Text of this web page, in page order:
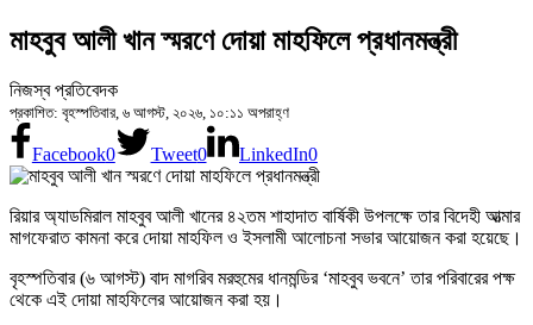
মাহবুব আলী খান স্মরণে দোয়া মাহফিলে প্রধানমন্ত্রী
নিজস্ব প্রতিবেদক
প্রকাশিত: বৃহস্পতিবার, ৬ আগস্ট, ২০২৬, ১০:১১ অপরাহ্ণ
Facebook0 Tweet0 LinkedIn0
রিয়ার অ্যাডমিরাল মাহবুব আলী খানের ৪২তম শাহাদাত বার্ষিকী উপলক্ষে তার বিদেহী আত্মার
মাগফেরাত কামনা করে দোয়া মাহফিল ও ইসলামী আলোচনা সভার আয়োজন করা হয়েছে।
বৃহস্পতিবার (৬ আগস্ট) বাদ মাগরিব মরহুমের ধানমন্ডির ‘মাহবুব ভবনে’ তার পরিবারের পক্ষ
থেকে এই দোয়া মাহফিলের আয়োজন করা হয়।